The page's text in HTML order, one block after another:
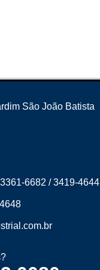
São João Batista
3361-6682 /3419-4644